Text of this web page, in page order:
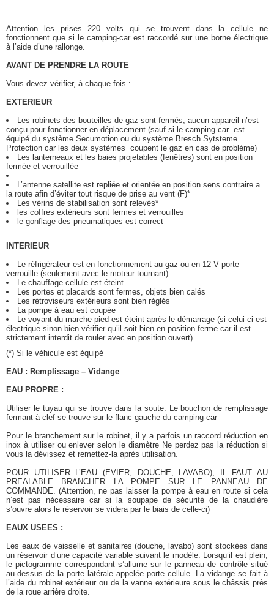
Attention les prises 220 volts qui se trouvent dans la cellule ne
fonctionnent que si le camping-car est raccordé sur une borne électrique
à l’aide d’une rallonge.
AVANT DE PRENDRE LA ROUTE
Vous devez vérifier, à chaque fois :
EXTERIEUR
Les robinets des bouteilles de gaz sont fermés, aucun appareil n’est
conçu pour fonctionner en déplacement (sauf si le camping-car est
équipé du système Secumotion ou du système Bresch Sytsteme
Protection car les deux systèmes coupent le gaz en cas de problème)
Les lanterneaux et les baies projetables (fenêtres) sont en position
fermée et verrouillée
L’antenne satellite est repliée et orientée en position sens contraire a
la route afin d’éviter tout risque de prise au vent (F)*
Les vérins de stabilisation sont relevés*
les coffres extérieurs sont fermes et verrouilles
le gonflage des pneumatiques est correct
INTERIEUR
Le réfrigérateur est en fonctionnement au gaz ou en 12 V porte
verrouille (seulement avec le moteur tournant)
Le chauffage cellule est éteint
Les portes et placards sont fermes, objets bien calés
Les rétroviseurs extérieurs sont bien réglés
La pompe à eau est coupée
Le voyant du marche-pied est éteint après le démarrage (si celui-ci est
électrique sinon bien vérifier qu’il soit bien en position ferme car il est
strictement interdit de rouler avec en position ouvert)
(*) Si le véhicule est équipé
EAU : Remplissage – Vidange
EAU PROPRE :
Utiliser le tuyau qui se trouve dans la soute. Le bouchon de remplissage
fermant à clef se trouve sur le flanc gauche du camping-car
Pour le branchement sur le robinet, il y a parfois un raccord réduction en
inox à utiliser ou enlever selon le diamètre Ne perdez pas la réduction si
vous la dévissez et remettez-la après utilisation.
POUR UTILISER L’EAU (EVIER, DOUCHE, LAVABO), IL FAUT AU
PREALABLE BRANCHER LA POMPE SUR LE PANNEAU DE
COMMANDE. (Attention, ne pas laisser la pompe à eau en route si cela
n’est pas nécessaire car si la soupape de sécurité de la chaudière
s’ouvre alors le réservoir se videra par le biais de celle-ci)
EAUX USEES :
Les eaux de vaisselle et sanitaires (douche, lavabo) sont stockées dans
un réservoir d’une capacité variable suivant le modèle. Lorsqu’il est plein,
le pictogramme correspondant s’allume sur le panneau de contrôle situé
au-dessus de la porte latérale appelée porte cellule. La vidange se fait à
l’aide du robinet extérieur ou de la vanne extérieure sous le châssis près
de la roue arrière droite.